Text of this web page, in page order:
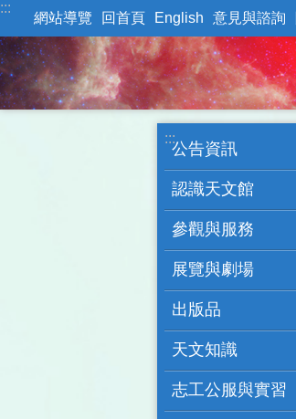
跳到主要內容區塊
:::
網站導覽 回首頁 English 意見與諮詢
:::
公告資訊
認識天文館
參觀與服務
展覽與劇場
出版品
天文知識
志工公服與實習